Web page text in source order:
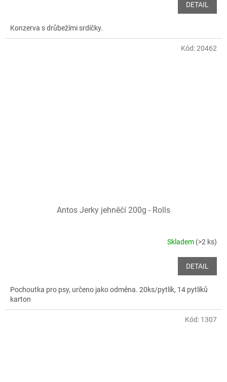
DETAIL
Konzerva s drůbežími srdíčky.
Antos Jerky jehněčí 200g - Rolls
Skladem (>2 ks)
DETAIL
Pochoutka pro psy, určeno jako odměna. 20ks/pytlík, 14 pytlíků
karton
Kód:20462
Kód: 1307